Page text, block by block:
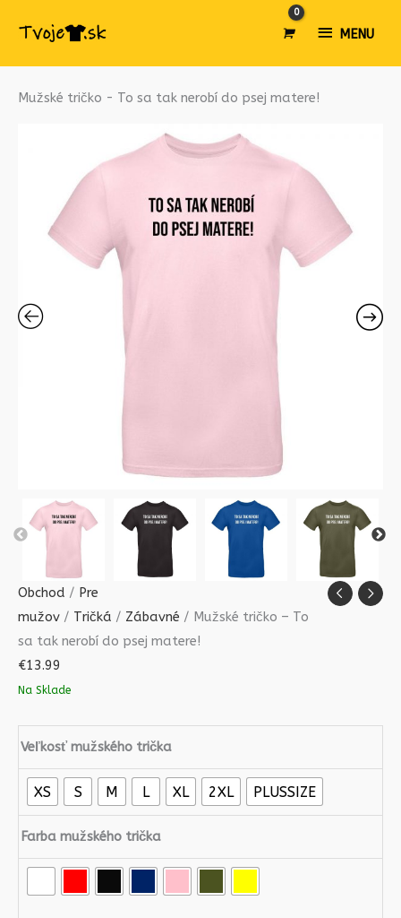
MENU
MENU
Mužské tričko - To sa tak nerobí do psej matere!
Obchod / Pre
mužov / Tričká / Zábavné / Mužské tričko – To
sa tak nerobí do psej matere!
€13.99
Na Sklade
Veľkosť mužského trička
XS S M L XL 2XL PLUSSIZE
Farba mužského trička
množstvo
tak
psej